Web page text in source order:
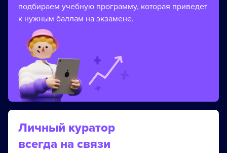
подбираем учебную программу, которая приведет
к нужным баллам на экзамене.
Личный куратор
всегда на связи